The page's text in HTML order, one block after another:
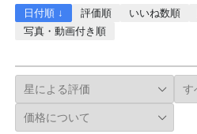
日付順 ↓ 評価順 いいね数順
写真・動画付き順